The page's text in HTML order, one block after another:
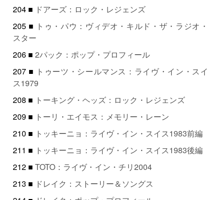
204 ■ ドアーズ：ロック・レジェンズ
205 ■ トゥ・パウ：ヴィデオ・キルド・ザ・ラジオ・
スター
206 ■2パック：ポップ・プロフィール
207 ■ トゥーツ・シールマンス：ライヴ・イン・スイ
ス1979
208 ■ トーキング・ヘッズ：ロック・レジェンズ
209 ■ トーリ・エイモス：メモリー・レーン
210 ■ トッキーニョ：ライヴ・イン・スイス1983前編
211 ■ トッキーニョ：ライヴ・イン・スイス1983後編
212 ■TOTO：ライヴ・イン・チリ2004
213 ■ ドレイク：ストーリー＆ソングス